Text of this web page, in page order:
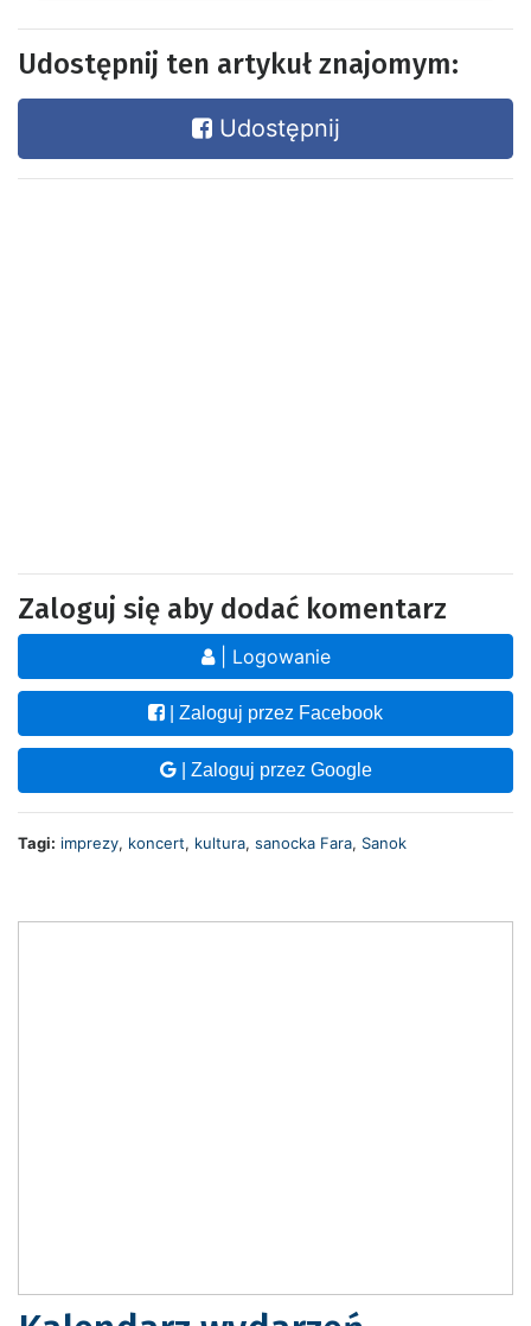
Udostępnij ten artykuł znajomym:
Udostępnij
Zaloguj się aby dodać komentarz
| Logowanie
| Zaloguj przez Facebook
| Zaloguj przez Google
Tagi: imprezy, koncert, kultura, sanocka Fara, Sanok